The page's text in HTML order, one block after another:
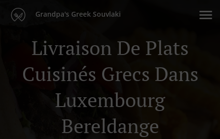
Grandpa's Greek Souvlaki
Livraison De Plats
Cuisinés Grecs Dans
Luxembourg
Bereldange